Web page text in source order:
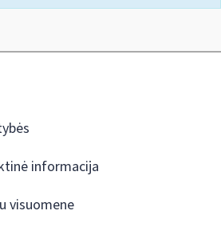
informacija
visuomene